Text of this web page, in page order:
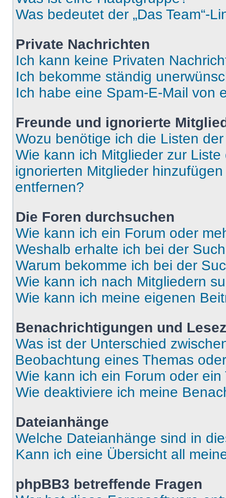
Was bedeutet der „Das Team“-
Private Nachrichten
Ich kann keine Privaten
Ich bekomme ständig
Ich habe eine Spam-E-Mail von
Freunde und ignorierte
Wozu benötige ich die Listen
Wie kann ich Mitglieder zur
ignorierten Mitglieder
entfernen?
Die Foren durchsuchen
Wie kann ich ein Forum oder
Weshalb erhalte ich bei der
Warum bekomme ich bei der
Wie kann ich nach Mitgliedern
Wie kann ich meine eigenen
Benachrichtigungen und
Was ist der Unterschied
Beobachtung eines Themas
Wie kann ich ein Forum oder
Wie deaktiviere ich meine
Dateianhänge
Welche Dateianhänge sind in
Kann ich eine Übersicht all
phpBB3 betreffende Fragen